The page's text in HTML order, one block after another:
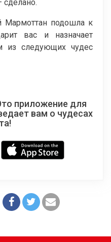
сделано.
Мармоттан подошла к
вас и назначает
из следующих чудес
приложение для
вам о чудесах